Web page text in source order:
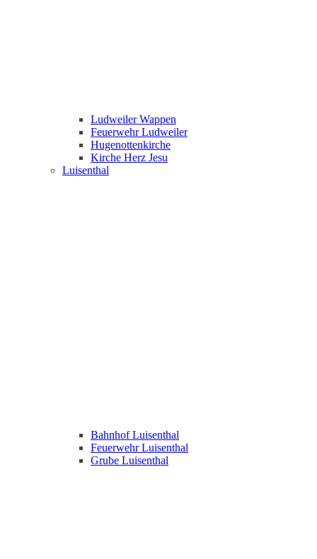
Ludweiler Wappen
Feuerwehr Ludweiler
Hugenottenkirche
Kirche Herz Jesu
Luisenthal
Bahnhof Luisenthal
Feuerwehr Luisenthal
Grube Luisenthal